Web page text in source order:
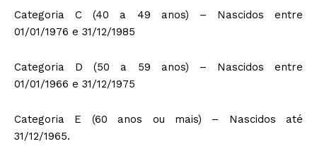
Categoria C (40 a 49 anos) – Nascidos entre
01/01/1976 e 31/12/1985
Categoria D (50 a 59 anos) – Nascidos entre
01/01/1966 e 31/12/1975
Categoria E (60 anos ou mais) – Nascidos até
31/12/1965.